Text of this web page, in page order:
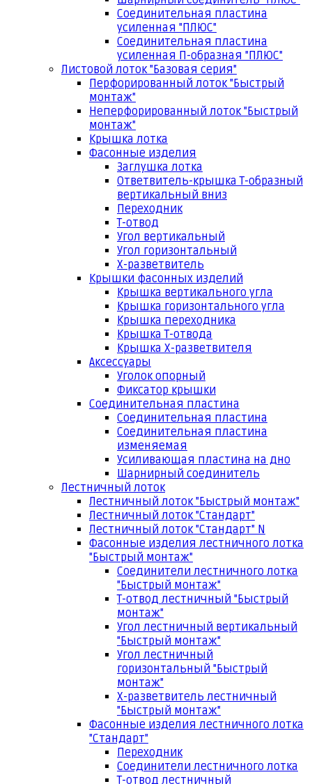
Соединительная пластина
усиленная "ПЛЮС"
Соединительная пластина
усиленная П-образная "ПЛЮС"
Листовой лоток "Базовая серия"
Перфорированный лоток "Быстрый
монтаж"
Неперфорированный лоток "Быстрый
монтаж"
Крышка лотка
Фасонные изделия
Заглушка лотка
Ответвитель-крышка Т-образный
вертикальный вниз
Переходник
Т-отвод
Угол вертикальный
Угол горизонтальный
Х-разветвитель
Крышки фасонных изделий
Крышка вертикального угла
Крышка горизонтального угла
Крышка переходника
Крышка Т-отвода
Крышка Х-разветвителя
Аксессуары
Уголок опорный
Фиксатор крышки
Соединительная пластина
Соединительная пластина
Соединительная пластина
изменяемая
Усиливающая пластина на дно
Шарнирный соединитель
Лестничный лоток
Лестничный лоток "Быстрый монтаж"
Лестничный лоток "Стандарт"
Лестничный лоток "Стандарт" N
Фасонные изделия лестничного лотка
"Быстрый монтаж"
Соединители лестничного лотка
"Быстрый монтаж"
Т-отвод лестничный "Быстрый
монтаж"
Угол лестничный вертикальный
"Быстрый монтаж"
Угол лестничный
горизонтальный "Быстрый
монтаж"
Х-разветвитель лестничный
"Быстрый монтаж"
Фасонные изделия лестничного лотка
"Стандарт"
Переходник
Соединители лестничного лотка
Т-отвод лестничный